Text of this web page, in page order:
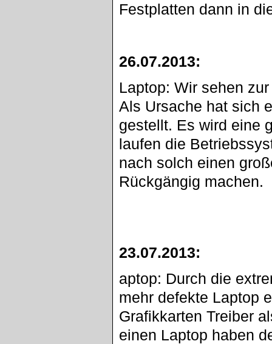
Festplatten dann in
26.07.2013:
Laptop: Wir sehen
Als Ursache hat sich
gestellt. Es wird eine
laufen die
nach solch einen
Rückgängig machen.
23.07.2013:
aptop: Durch die
mehr defekte Laptop
Grafikkarten Treiber
einen Laptop haben